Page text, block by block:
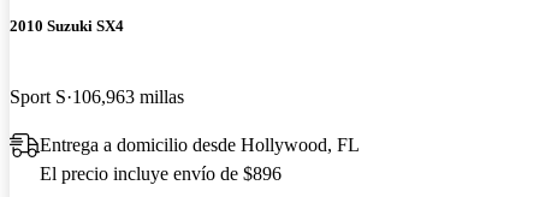
2010 Suzuki SX4
Sport S 106,963 millas
Entrega a domicilio desde Hollywood, FL
El precio incluye envío de $896